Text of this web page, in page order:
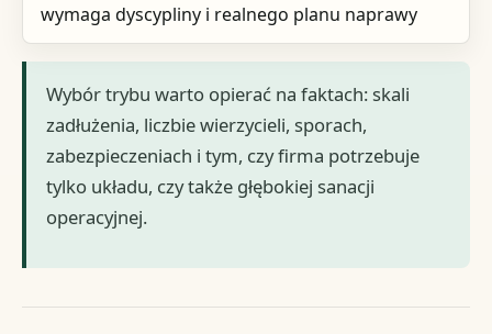
wymaga dyscypliny i realnego planu naprawy
Wybór trybu warto opierać na faktach: skali
zadłużenia, liczbie wierzycieli, sporach,
zabezpieczeniach i tym, czy firma potrzebuje
tylko układu, czy także głębokiej sanacji
operacyjnej.